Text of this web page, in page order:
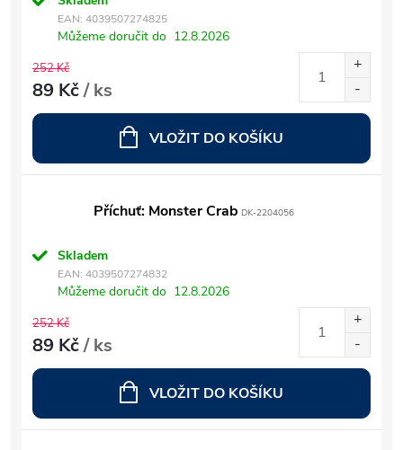
EAN: 4039507274825
Můžeme doručit do 12.8.2026
252 Kč
89 Kč/ ks
VLOŽIT DO KOŠÍKU
Příchuť: Monster Crab DK-2204056
Skladem
EAN: 4039507274832
Můžeme doručit do 12.8.2026
252 Kč
89 Kč/ ks
VLOŽIT DO KOŠÍKU